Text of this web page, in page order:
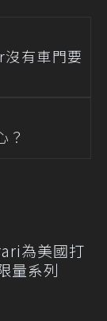
有車門要
？
為美國打
量系列